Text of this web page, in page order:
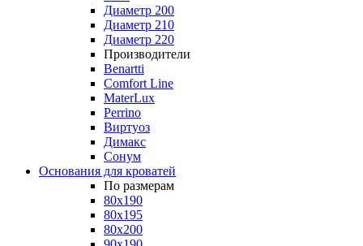
Диаметр 200
Диаметр 210
Диаметр 220
Производители
Benartti
Comfort Line
MaterLux
Perrino
Виртуоз
Димакс
Сонум
Основания для кроватей
По размерам
80x190
80x195
80x200